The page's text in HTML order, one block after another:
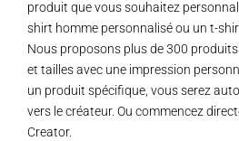
produit que vous souhaitez
shirt homme personnalisé ou un t-
Nous proposons plus de 300
et tailles avec une impression
un produit spécifique, vous serez
vers le créateur. Ou commencez
Creator.